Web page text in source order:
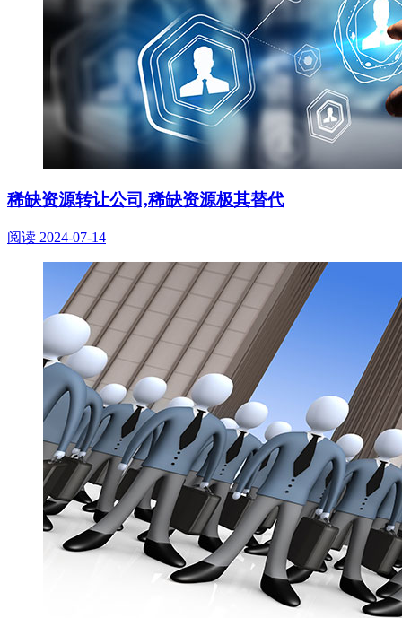
稀缺资源转让公司,稀缺资源极其替代
阅读 2024-07-14